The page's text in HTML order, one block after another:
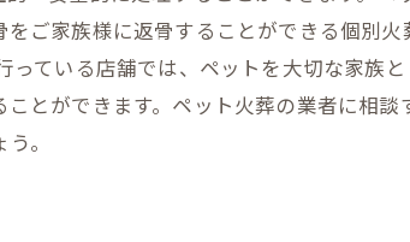
ご家族様に返骨することができる個別火
ている店舗では、ペットを大切な家族
とができます。ペット火葬の業者に相談
。